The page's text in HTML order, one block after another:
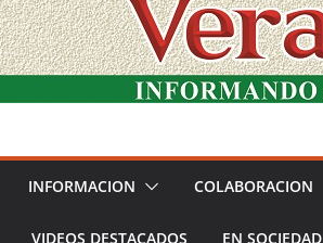
INFORMACION COLABORACION
VIDEOS DESTACADOS EN SOCIEDAD